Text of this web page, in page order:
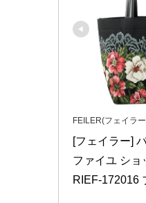
FEILER(フェイラ
[フェイラー]
ファイユ ショ
RIEF-172016